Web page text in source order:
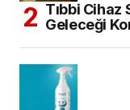
Tıbbi Cihaz
Geleceği